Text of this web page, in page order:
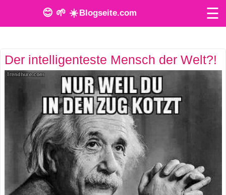
😊 🌱 ☀️Blogseite.com ☰
n
l
Der intelligenteste Mensch der Welt?!